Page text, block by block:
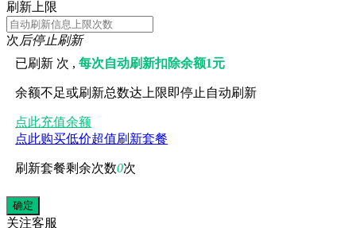
刷新上限
次后停止刷新
已刷新 次 ,每次自动刷新扣除余额1元
余额不足或刷新总数达上限即停止自动刷新
点此充值余额
点此购买低价超值刷新套餐
刷新套餐剩余次数0次
关注客服